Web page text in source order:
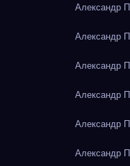
Александр
Александр
Александр
Александр
Александр
Александр